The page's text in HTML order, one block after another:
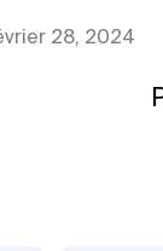
28, 2024